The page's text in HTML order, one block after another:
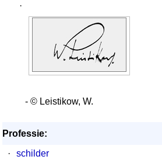
·
- © Leistikow, W.
Professie:
·
schilder